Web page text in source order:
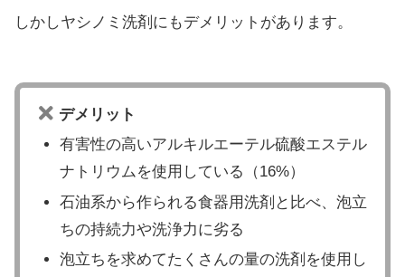
しかしヤシノミ洗剤にもデメリットがあります。
デメリット
有害性の高いアルキルエーテル硫酸エステル
ナトリウムを使用している（16%）
石油系から作られる食器用洗剤と比べ、泡立
ちの持続力や洗浄力に劣る
泡立ちを求めてたくさんの量の洗剤を使用し